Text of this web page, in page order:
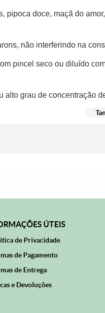
pipoca doce, maçã do
não interferindo na
pincel seco ou diluído
alto grau de concentração
ÚTEIS
de Privacidade
de Pagamento
de Entrega
e Devoluções